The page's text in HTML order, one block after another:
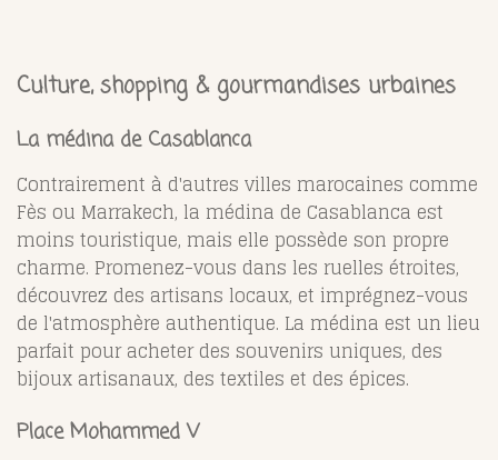
Culture, shopping & gourmandises urbaines
La médina de Casablanca
Contrairement à d'autres villes marocaines comme
Fès ou Marrakech, la médina de Casablanca est
moins touristique, mais elle possède son propre
charme. Promenez-vous dans les ruelles étroites,
découvrez des artisans locaux, et imprégnez-vous
de l'atmosphère authentique. La médina est un lieu
parfait pour acheter des souvenirs uniques, des
bijoux artisanaux, des textiles et des épices.
Place Mohammed V